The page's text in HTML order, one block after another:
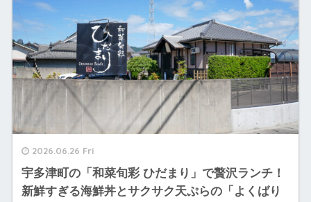
2026.06.26 Fri
宇多津町の「和菜旬彩 ひだまり」で贅沢ランチ！
新鮮すぎる海鮮丼とサクサク天ぷらの「よくばり